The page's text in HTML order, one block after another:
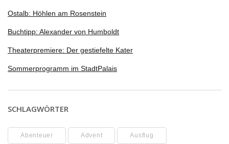
Ostalb: Höhlen am Rosenstein
Buchtipp: Alexander von Humboldt
Theaterpremiere: Der gestiefelte Kater
Sommerprogramm im StadtPalais
SCHLAGWÖRTER
Abenteuer Advent Ausflug